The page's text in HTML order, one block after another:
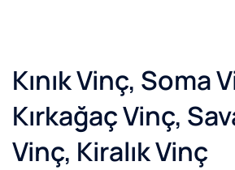
Kınık Vinç, Soma
Kırkağaç Vinç,
Vinç, Kiralık Vinç